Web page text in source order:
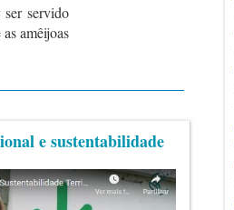
servido
amêijoas
e sustentabilidade